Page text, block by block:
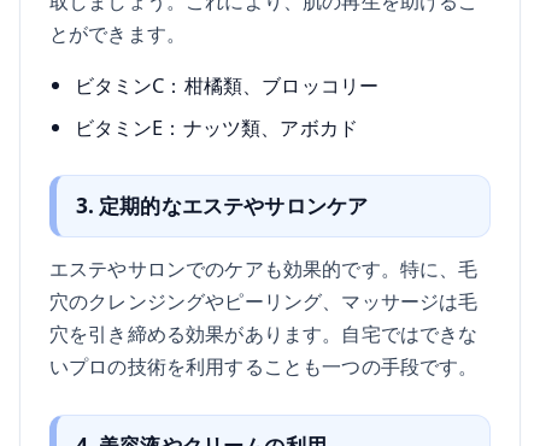
とができます。
ビタミンC：柑橘類、ブロッコリー
ビタミンE：ナッツ類、アボカド
3. 定期的なエステやサロンケア
エステやサロンでのケアも効果的です。特に、毛
穴のクレンジングやピーリング、マッサージは毛
穴を引き締める効果があります。自宅ではできな
いプロの技術を利用することも一つの手段です。